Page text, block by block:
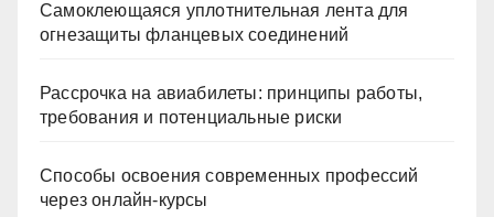
Самоклеющаяся уплотнительная лента для
огнезащиты фланцевых соединений
Рассрочка на авиабилеты: принципы работы,
требования и потенциальные риски
Способы освоения современных профессий
через онлайн-курсы